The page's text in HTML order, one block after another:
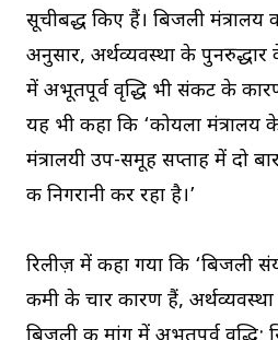
सूचीबद्ध किए हैं। बिजली मंत्रालय
अनुसार, अर्थव्यवस्था के
में अभूतपूर्व वृद्धि भी संकट के
यह भी कहा कि ‘कोयला
मंत्रालयी उप-समूह सप्ताह में दो
की निगरानी कर रहा है।’
रिलीज़ में कहा गया कि ‘बिजली
कमी के चार कारण हैं,